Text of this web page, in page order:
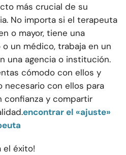
más crucial de su
No importa si el terapeuta
o mayor, tiene una
un médico, trabaja en un
una agencia o institución.
cómodo con ellos y
necesario con ellos para
y compartir
encontrar el «ajuste»
el éxito!